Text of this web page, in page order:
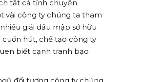
tất cả tính chuyên
vài công ty chúng ta tham
giải đấu mập sở hữu
cuốn hút, chế tạo công ty
biết cạnh tranh bạo